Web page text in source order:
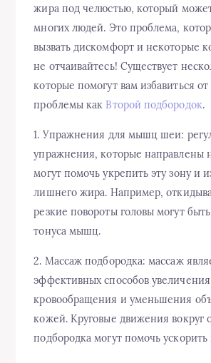
жира под челюстью, который
многих людей. Это проблема,
вызвать дискомфорт и некоторые
не отчаивайтесь! Существует
которые помогут вам избавиться от
проблемы как Второй подбородок.
1. Упражнения для мышц шеи:
упражнения, которые
могут помочь укрепить эту зону и
лишнего жира. Например,
резкие повороты головы могут
тонуса мышц.
2. Массаж подбородка: массаж
эффективных способов увеличения
кровообращения и уменьшения
кожей. Круговые движения вокруг
подбородка могут помочь ускорить